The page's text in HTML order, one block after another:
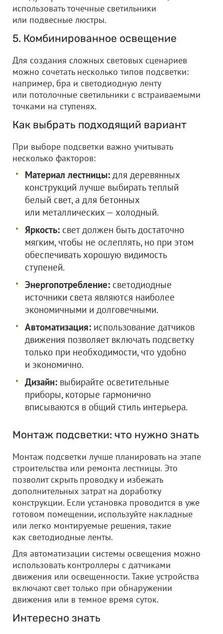
использовать точечные светильники
или подвесные люстры.
5. Комбинированное освещение
Для создания сложных световых сценариев
можно сочетать несколько типов подсветки:
например, бра и светодиодную ленту
или потолочные светильники с встраиваемыми
точками на ступенях.
Как выбрать подходящий вариант
При выборе подсветки важно учитывать
несколько факторов:
Материал лестницы: для деревянных
конструкций лучше выбирать теплый
белый свет, а для бетонных
или металлических — холодный.
Яркость: свет должен быть достаточно
мягким, чтобы не ослеплять, но при этом
обеспечивать хорошую видимость
ступеней.
Энергопотребление: светодиодные
источники света являются наиболее
экономичными и долговечными.
Автоматизация: использование датчиков
движения позволяет включать подсветку
только при необходимости, что удобно
и экономично.
Дизайн: выбирайте осветительные
приборы, которые гармонично
вписываются в общий стиль интерьера.
Монтаж подсветки: что нужно знать
Монтаж подсветки лучше планировать на этапе
строительства или ремонта лестницы. Это
позволит скрыть проводку и избежать
дополнительных затрат на доработку
конструкции. Если установка проводится в уже
готовом помещении, используйте накладные
или легко монтируемые решения, такие
как светодиодные ленты.
Для автоматизации системы освещения можно
использовать контроллеры с датчиками
движения или освещенности. Такие устройства
включают свет только при обнаружении
движения или в темное время суток.
Интересно знать